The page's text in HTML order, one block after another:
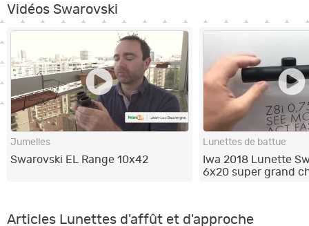
Vidéos Swarovski
Jumelles
Swarovski EL Range 10x42
Lunettes de battue
Iwa 2018 Lunette
6x20 super grand
Articles Lunettes d'affût et d'approche